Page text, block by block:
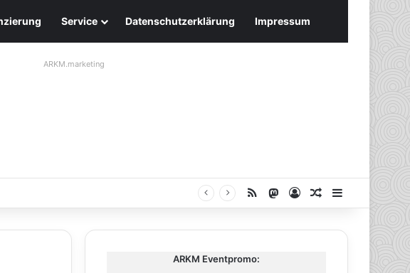
Service Datenschutzerklärung Impressum
ARKM.marketing
RSS Mastodon
AnmeldenZufälliger
ARKM Eventpromo: